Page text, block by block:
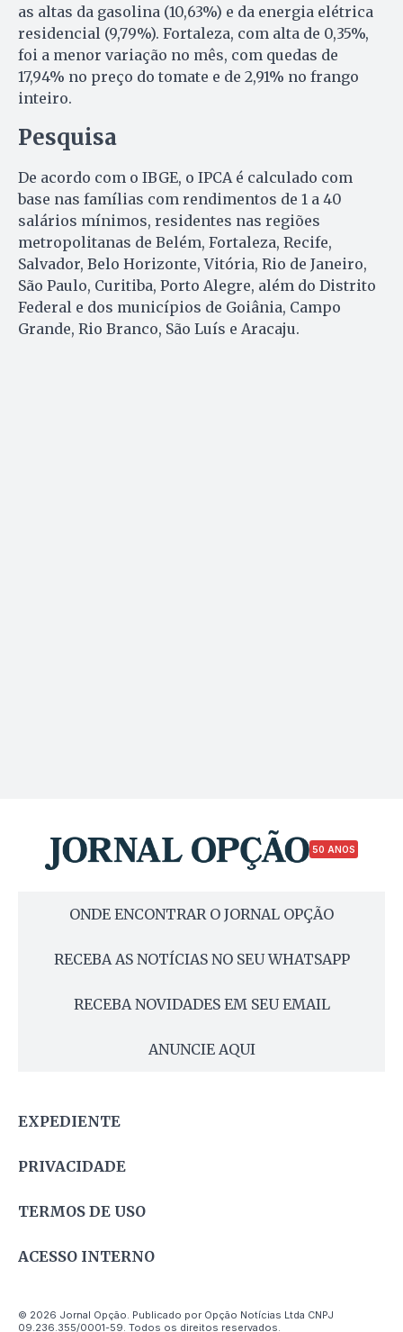
as altas da gasolina (10,63%) e da energia elétrica
residencial (9,79%). Fortaleza, com alta de 0,35%,
foi a menor variação no mês, com quedas de
17,94% no preço do tomate e de 2,91% no frango
inteiro.
Pesquisa
De acordo com o IBGE, o IPCA é calculado com
base nas famílias com rendimentos de 1 a 40
salários mínimos, residentes nas regiões
metropolitanas de Belém, Fortaleza, Recife,
Salvador, Belo Horizonte, Vitória, Rio de Janeiro,
São Paulo, Curitiba, Porto Alegre, além do Distrito
Federal e dos municípios de Goiânia, Campo
Grande, Rio Branco, São Luís e Aracaju.
50 ANOS
ONDE ENCONTRAR O JORNAL OPÇÃO
RECEBA AS NOTÍCIAS NO SEU WHATSAPP
RECEBA NOVIDADES EM SEU EMAIL
ANUNCIE AQUI
EXPEDIENTE
PRIVACIDADE
TERMOS DE USO
ACESSO INTERNO
© 2026 Jornal Opção. Publicado por Opção Notícias Ltda CNPJ
09.236.355/0001-59. Todos os direitos reservados.